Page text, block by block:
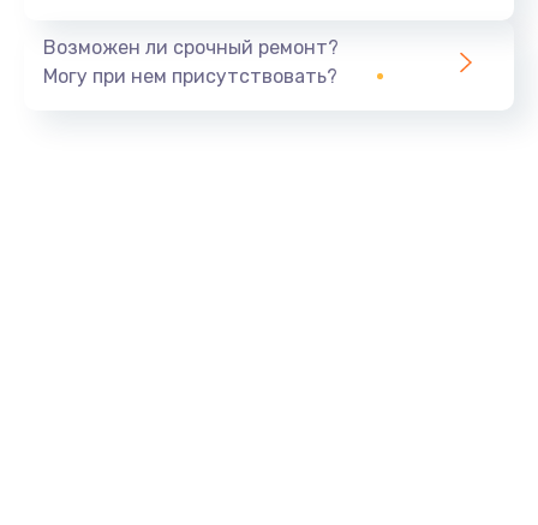
Возможен ли срочный ремонт?
Могу при нем присутствовать?